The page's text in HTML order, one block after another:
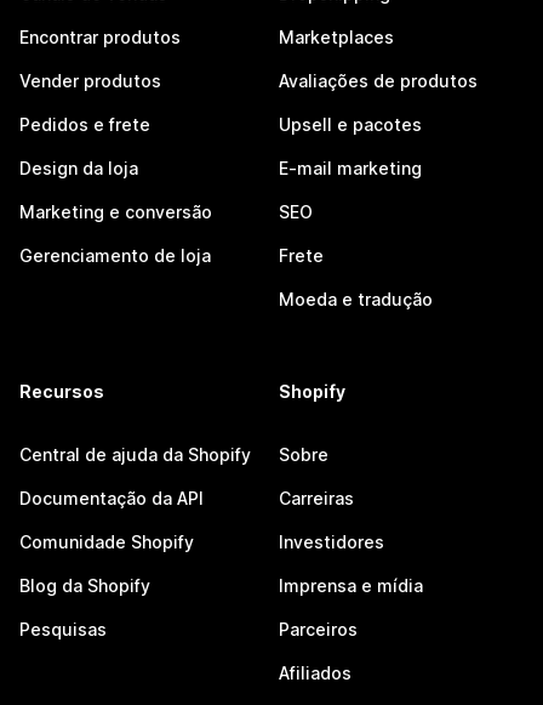
Encontrar produtos
Vender produtos
Pedidos e frete
Design da loja
Marketing e conversão
Gerenciamento de loja
Marketplaces
Avaliações de produtos
Upsell e pacotes
E-mail marketing
SEO
Frete
Moeda e tradução
Recursos
Central de ajuda da Shopify
Documentação da API
Comunidade Shopify
Blog da Shopify
Pesquisas
Shopify
Sobre
Carreiras
Investidores
Imprensa e mídia
Parceiros
Afiliados